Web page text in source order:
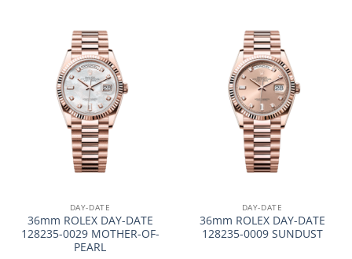
DAY-DATE
36mm ROLEX DAY-DATE
128235-0029 MOTHER-OF-
PEARL
DAY-DATE
36mm ROLEX DAY-DATE
128235-0009 SUNDUST